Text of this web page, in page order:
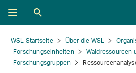
WSL Startseite Über die WSL
Forschungseinheiten
Waldressourcen
Forschungsgruppen